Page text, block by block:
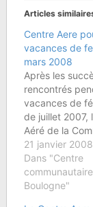
Articles
Centre Aere
vacances de
mars 2008
Après les
rencontrés
vacances de
de juillet 2007,
Aéré de la
Juive de
propose un vrai
programme de
vacances :
21 janvier 2008
Dans "Centre
Boulogne"